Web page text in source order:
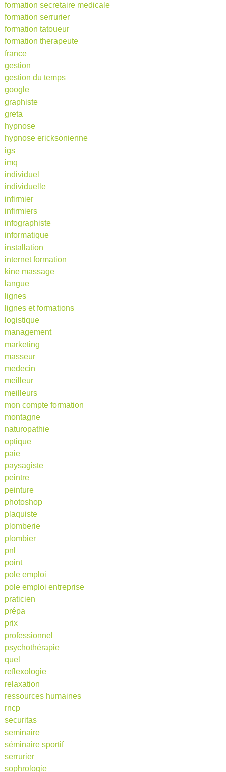
formation secretaire medicale
formation serrurier
formation tatoueur
formation therapeute
france
gestion
gestion du temps
google
graphiste
greta
hypnose
hypnose ericksonienne
igs
imq
individuel
individuelle
infirmier
infirmiers
infographiste
informatique
installation
internet formation
kine massage
langue
lignes
lignes et formations
logistique
management
marketing
masseur
medecin
meilleur
meilleurs
mon compte formation
montagne
naturopathie
optique
paie
paysagiste
peintre
peinture
photoshop
plaquiste
plomberie
plombier
pnl
point
pole emploi
pole emploi entreprise
praticien
prépa
prix
professionnel
psychothérapie
quel
reflexologie
relaxation
ressources humaines
rncp
securitas
seminaire
séminaire sportif
serrurier
sophrologie